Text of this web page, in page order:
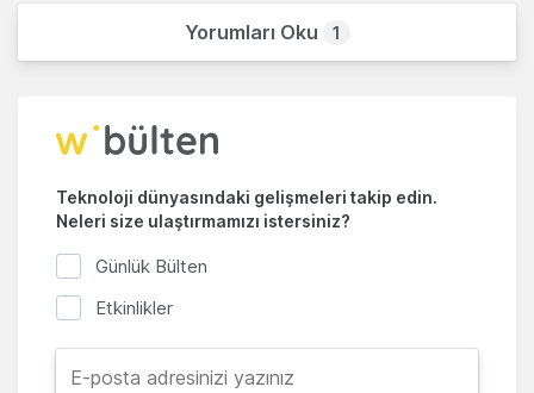
Yorumları Oku 1
Teknoloji dünyasındaki gelişmeleri takip edin.
Neleri size ulaştırmamızı istersiniz?
Günlük Bülten
Etkinlikler